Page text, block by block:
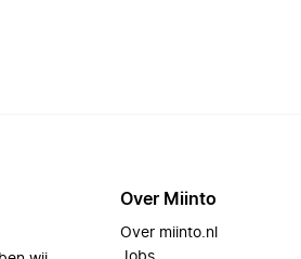
Over Miinto
Over miinto.nl